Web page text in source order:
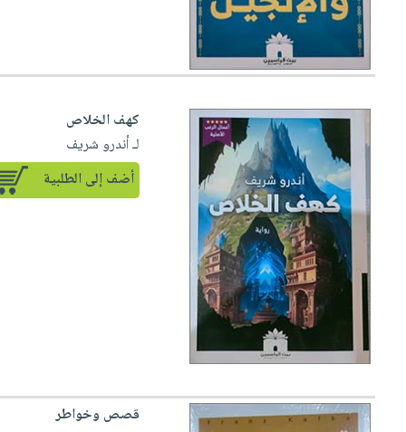
كهف الخلاص
لـ أندرو شريف
أضف إلى الطلبية
قصص وخواطر